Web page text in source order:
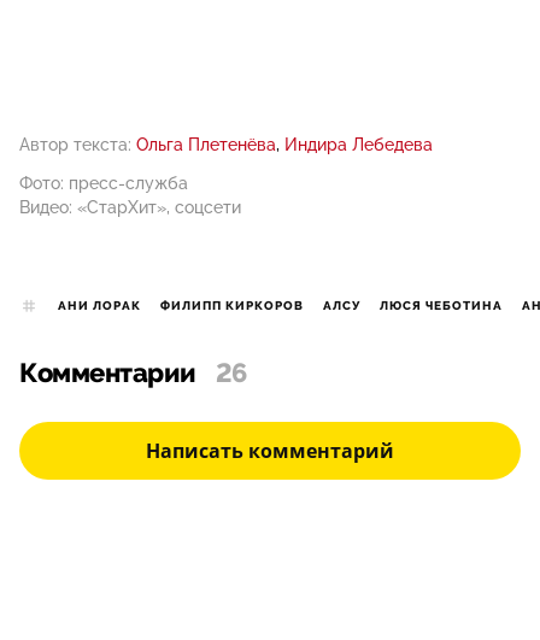
Автор текста: Ольга Плетенёва
Индира Лебедева
Фото: пресс-служба
Видео: «СтарХит», соцсети
АНИ ЛОРАК ФИЛИПП КИРКОРОВ АЛСУ ЛЮСЯ ЧЕБОТИНА
Комментарии 26
Написать комментарий